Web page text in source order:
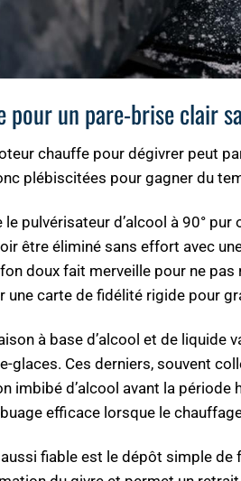
pour un pare-brise clair
chauffe pour dégivrer peut
plébiscitées pour gagner du
pulvérisateur d’alcool à 90° pur
être éliminé sans effort avec
doux fait merveille pour ne
une carte de fidélité rigide pour
à base d’alcool et de liquide
Ces derniers, souvent
imbibé d’alcool avant la période
efficace lorsque le
fiable est le dépôt simple de